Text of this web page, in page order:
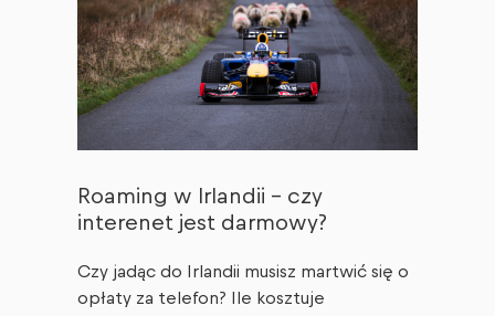
Roaming w Irlandii – czy
interenet jest darmowy?
Czy jadąc do Irlandii musisz martwić się o
opłaty za telefon? Ile kosztuje